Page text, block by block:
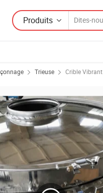
Produits
Trieuse Crible Vibrant